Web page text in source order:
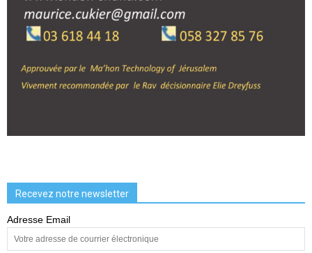
Recevez notre newsletter
Adresse Email